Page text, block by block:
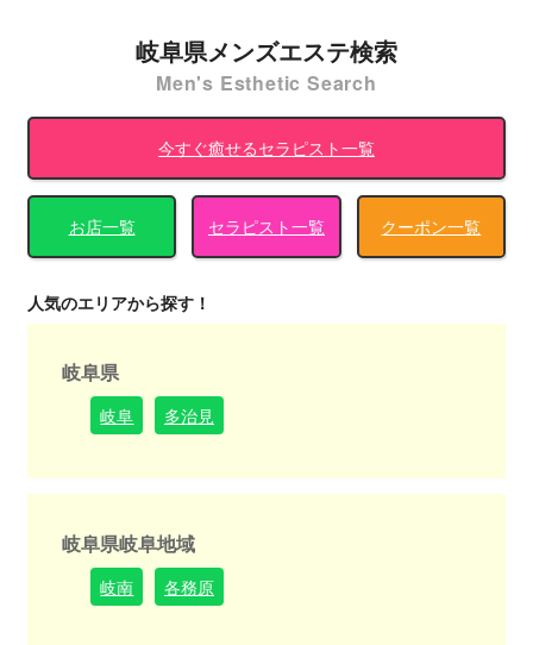
岐阜県メンズエステ検索
Men's Esthetic Search
今すぐ癒せるセラピスト一覧
お店一覧 セラピスト一覧 クーポン一覧
人気のエリアから探す！
岐阜県
岐阜 多治見
岐阜県岐阜地域
岐南 各務原